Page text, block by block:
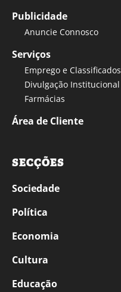
Publicidade
Anuncie Connosco
Serviços
Emprego e Classificados
Divulgação Institucional
Farmácias
Área de Cliente
SECÇÕES
Sociedade
Política
Economia
Cultura
Educação